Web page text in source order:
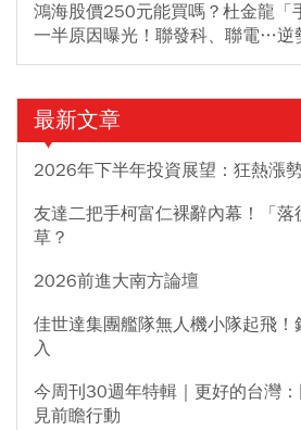
鴻海股價250元能買嗎？杜金龍「
一半原因曝光！聯發科、聯電…逆
最新文章
2026年下半年投資展望：狂熱漲
友達二把手柯富仁裸辭內幕！「落
草？
2026前進大南方論壇
佳世達集團艦隊無人機小隊起飛！
入
今周刊30週年特輯｜更好的台灣
見前瞻行動